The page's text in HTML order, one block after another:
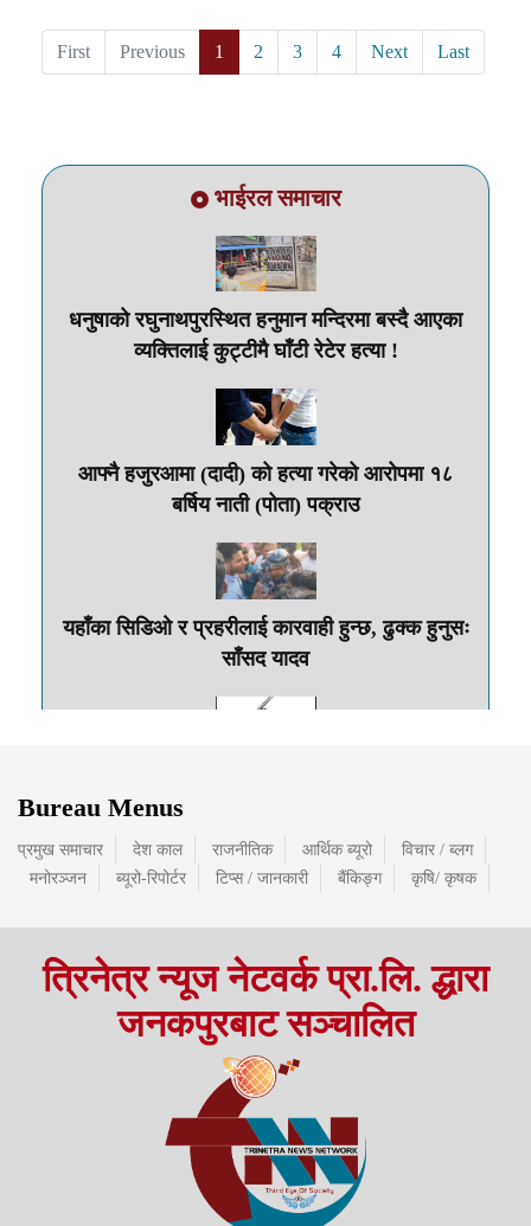
First Previous 1 2 3 4 Next Last
भाईरल समाचार
धनुषाको रघुनाथपुरस्थित हनुमान मन्दिरमा बस्दै आएका
व्यक्तिलाई कुट्टीमै घाँटी रेटेर हत्या !
आफ्नै हजुरआमा (दादी) को हत्या गरेको आरोपमा १८
बर्षिय नाती (पोता) पक्राउ
यहाँका सिडिओ र प्रहरीलाई कारवाही हुन्छ, ढुक्क हुनुसः
साँसद यादव
Bureau Menus
प्रमुख समाचार देश काल राजनीतिक आर्थिक ब्यूरो
विचार / ब्लग
मनोरञ्जन
ब्यूरो-रिपोर्टर टिप्स / जानकारी बैंकिङ्ग कृषि/ कृषक
त्रिनेत्र न्यूज नेटवर्क प्रा.लि. द्धारा
जनकपुरबाट सञ्चालित